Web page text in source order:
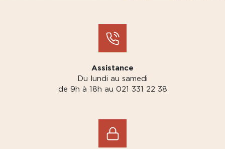
Assistance
Du lundi au samedi
de 9h à 18h au 021 331 22 38